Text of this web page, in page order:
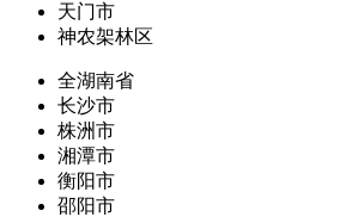
天门市
神农架林区
全湖南省
长沙市
株洲市
湘潭市
衡阳市
邵阳市